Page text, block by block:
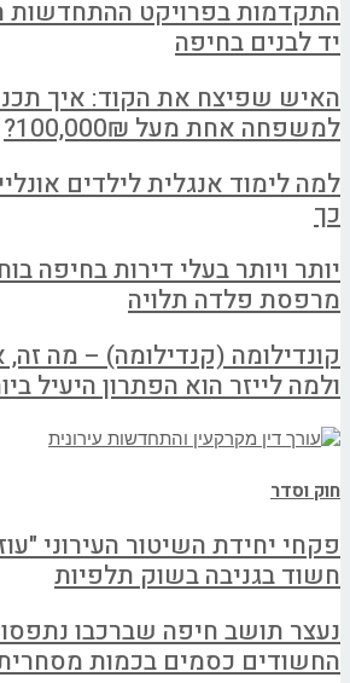
התקדמות בפרויקט ההתחדשות
יד לבנים בחיפה
האיש שפיצח את הקוד: איך
למשפחה אחת מעל 100,000₪?
למה לימוד אנגלית לילדים
כך
יותר ויותר בעלי דירות בחיפה
מרפסת פלדה תלויה
קונדילומה (קנדילומה) – מה
ולמה לייזר הוא הפתרון היעיל
חוק וסדר
פקחי יחידת השיטור העירוני
חשוד בגניבה בשוק תלפיות
נעצר תושב חיפה שברכבו
החשודים כסמים בכמות